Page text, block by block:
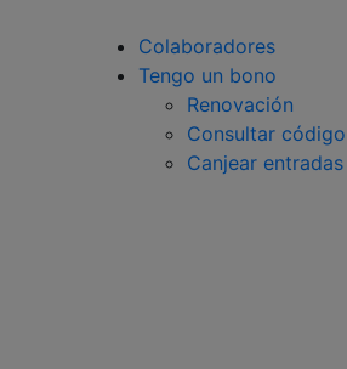
Colaboradores
Tengo un bono
Renovación
Consultar código
Canjear entradas